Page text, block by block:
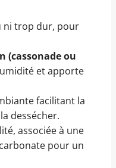
ni trop dur, pour
(cassonade ou
et apporte
facilitant la
dessécher.
associée à une
pour un